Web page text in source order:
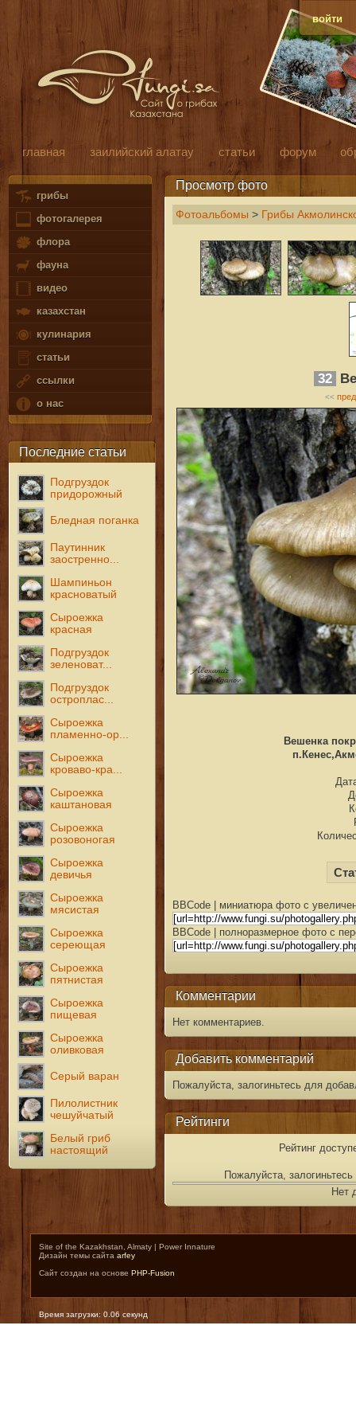
войти
главная заилийский алатау статьи форум
грибы
фотогалерея
флора
фауна
видео
казахстан
кулинария
статьи
ссылки
о нас
Последние статьи
Подгруздок
придорожный
Бледная поганка
Паутинник
заостренно...
Шампиньон
красноватый
Сыроежка
красная
Подгруздок
зеленоват...
Подгруздок
остроплас...
Сыроежка
пламенно-ор...
Сыроежка
кроваво-кра...
Сыроежка
каштановая
Сыроежка
розовоногая
Сыроежка
девичья
Сыроежка
мясистая
Сыроежка
сереющая
Сыроежка
пятнистая
Сыроежка
пищевая
Сыроежка
оливковая
Серый варан
Пилолистник
чешуйчатый
Белый гриб
настоящий
Просмотр фото
Фотоальбомы > Грибы
32
<<
Вешенка
BBCode | миниатюра фото с
BBCode | полноразмерное фото с
Комментарии
Нет комментариев.
Добавить комментарий
Пожалуйста, залогиньтесь для
Рейтинги
Рейтинг
Пожалуйста,
Нет
Site of the Kazakhstan, Almaty | Power Innature
Дизайн темы сайта arfey
Сайт создан на основе PHP-Fusion
Время загрузки: 0.06 секунд